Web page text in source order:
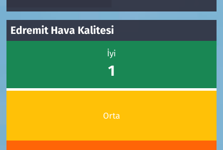
Edremit Hava Kalitesi
İyi
1
Orta